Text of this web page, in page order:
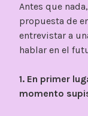
Antes que
propuesta de
entrevistar a
hablar en el
1. En primer
momento